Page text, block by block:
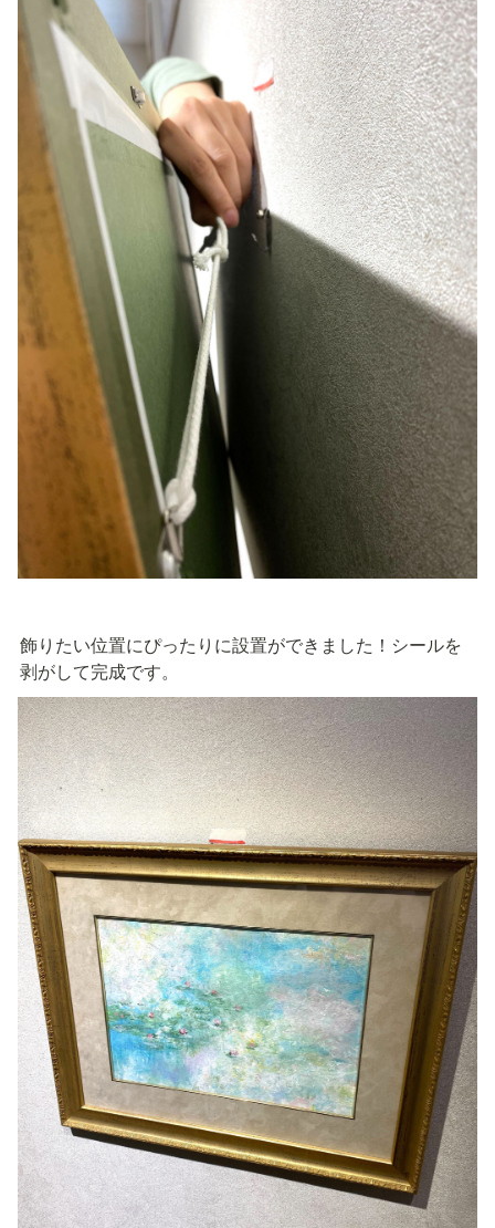
飾りたい位置にぴったりに設置ができました！シールを
剥がして完成です。